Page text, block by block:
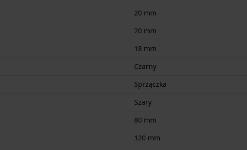
20 mm
20 mm
18 mm
Czarny
Sprzączka
Szary
80 mm
120 mm